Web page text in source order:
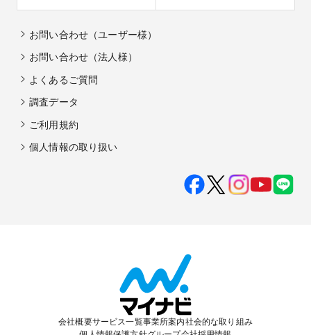
お問い合わせ（ユーザー様）
お問い合わせ（法人様）
よくあるご質問
調査データ
ご利用規約
個人情報の取り扱い
会社概要サービス一覧事業所案内社会的な取り組み